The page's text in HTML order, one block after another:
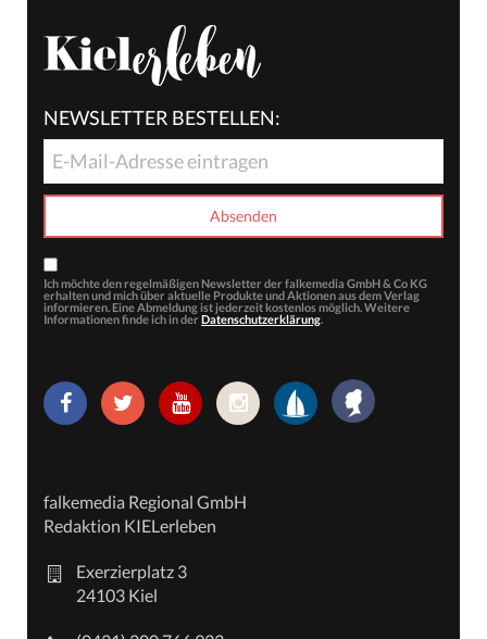
NEWSLETTER BESTELLEN:
Ich möchte den regelmäßigen Newsletter der falkemedia GmbH & Co KG
erhalten und mich über aktuelle Produkte und Aktionen aus dem Verlag
informieren. Eine Abmeldung ist jederzeit kostenlos möglich. Weitere
Informationen finde ich in der Datenschutzerklärung.
falkemedia Regional GmbH
Redaktion KIELerleben
Exerzierplatz 3
24103 Kiel